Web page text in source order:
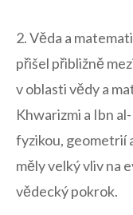
2. Věda a
přišel přibližně
v oblasti vědy a
Khwarizmi a Ibn
fyzikou, geometrií
⁤měly velký vliv na
⁤vědecký pokrok.